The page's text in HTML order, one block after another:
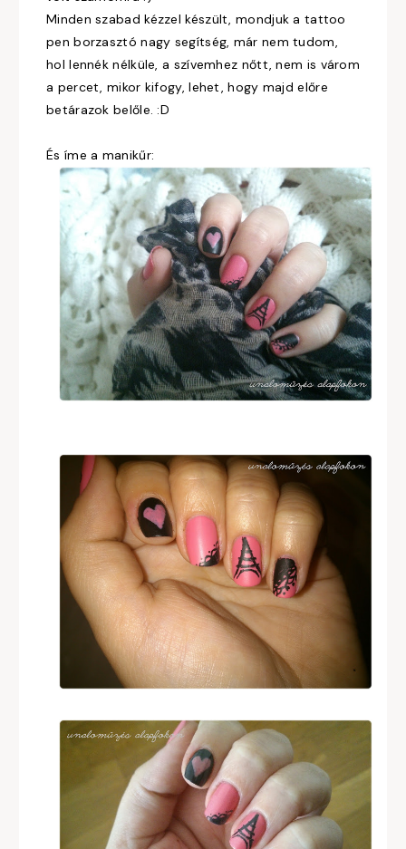
Minden szabad kézzel készült, mondjuk a tattoo
pen borzasztó nagy segítség, már nem tudom,
hol lennék nélküle, a szívemhez nőtt, nem is várom
a percet, mikor kifogy, lehet, hogy majd előre
betárazok belőle. :D
És íme a manikűr: